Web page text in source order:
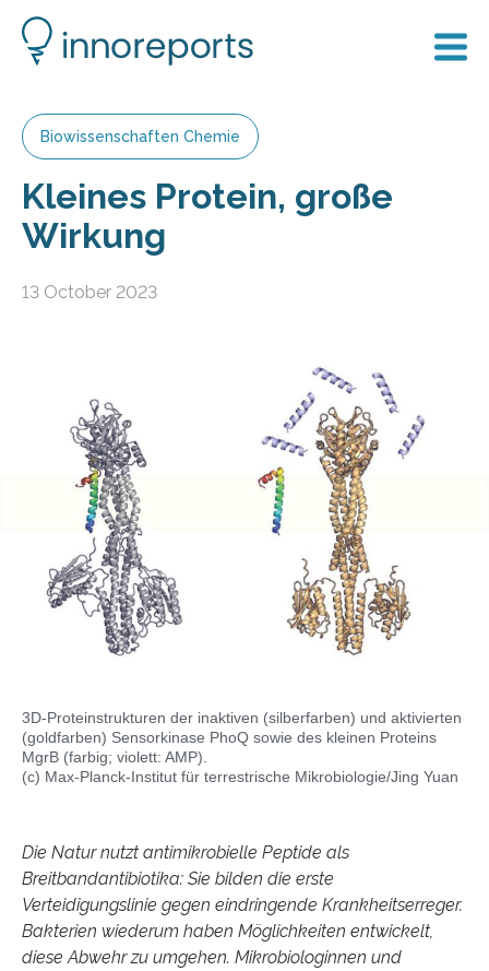
Biowissenschaften Chemie
Kleines Protein, große
Wirkung
13 October 2023
3D-Proteinstrukturen der inaktiven (silberfarben) und aktivierten
(goldfarben) Sensorkinase PhoQ sowie des kleinen Proteins
MgrB (farbig; violett: AMP).
(c) Max-Planck-Institut für terrestrische Mikrobiologie/Jing Yuan
Die Natur nutzt antimikrobielle Peptide als
Breitbandantibiotika: Sie bilden die erste
Verteidigungslinie gegen eindringende Krankheitserreger.
Bakterien wiederum haben Möglichkeiten entwickelt,
diese Abwehr zu umgehen. Mikrobiologinnen und